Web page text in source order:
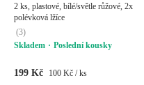
2 ks, plastové, bílé/světle růžové, 2x
polévková lžíce
(3)
Skladem
Poslední kousky
199 Kč 100 Kč / ks